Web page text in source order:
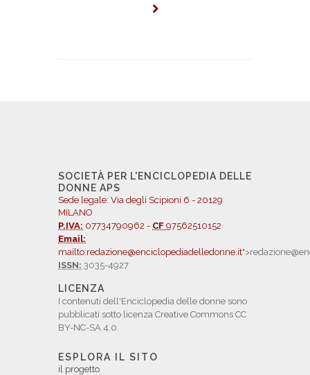
SOCIETÀ PER L'ENCICLOPEDIA DELLE
DONNE APS
Sede legale: Via degli Scipioni 6 - 20129
MILANO
P.IVA: 07734790962 - CF 97562510152
Email:
mailto:redazione@enciclopediadelledonne.it
ISSN: 3035-4927
LICENZA
I contenuti dell'Enciclopedia delle donne sono
pubblicati sotto licenza Creative Commons CC
BY-NC-SA 4.0.
ESPLORA IL SITO
il progetto